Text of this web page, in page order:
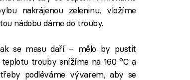
nakrájenou zeleninu, vložíme
nádobu dáme do trouby.
se masu daří – mělo by pustit
trouby snížíme na 160 °C a
podléváme vývarem, aby se